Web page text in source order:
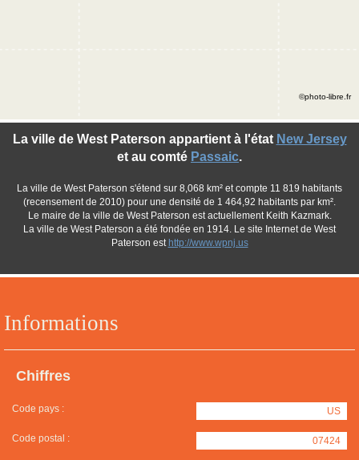
Informations
Chiffres
Code pays : US
Code postal : 07424
La ville de West Paterson appartient à l'état New Jersey
et au comté Passaic.
La ville de West Paterson s'étend sur 8,068 km² et compte 11 819 habitants
(recensement de 2010) pour une densité de 1 464,92 habitants par km².
Le maire de la ville de West Paterson est actuellement Keith Kazmark.
La ville de West Paterson a été fondée en 1914. Le site Internet de West
Paterson est http://www.wpnj.us
©photo-libre.fr